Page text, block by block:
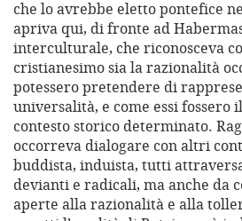
che lo avrebbe eletto pontefice
apriva qui, di fronte ad
interculturale, che riconosceva
cristianesimo sia la razionalità
potessero pretendere di
universalità, e come essi fossero
contesto storico determinato.
occorreva dialogare con altri
buddista, induista, tutti
devianti e radicali, ma anche da
aperte alla razionalità e alla